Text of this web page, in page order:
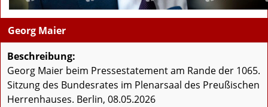
Georg Maier
Beschreibung:
Georg Maier beim Pressestatement am Rande der 1065.
Sitzung des Bundesrates im Plenarsaal des Preußischen
Herrenhauses. Berlin, 08.05.2026